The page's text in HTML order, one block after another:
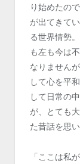
り始めたの
が出てきて
る世界情勢
も左も今は
なりません
して心を平
して日常の
が、とても
た昔話を思
「ここは私